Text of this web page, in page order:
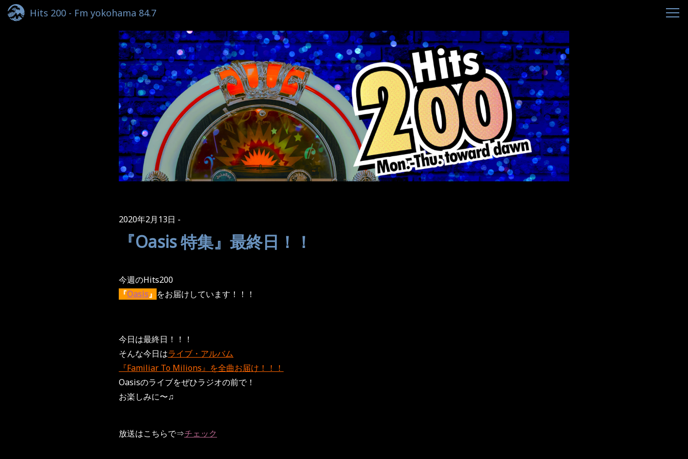
Hits 200 - Fm yokohama 84.7
2020年2月13日
『Oasis 特集』最終日！！
今週のHits200
『Oasis』 をお届けしています！！！
今日は最終日！！！
そんな今日はライブ・アルバム
『Familiar To Milions』を全曲お届け！！！
Oasisのライブをぜひラジオの前で！
お楽しみに〜♫
放送はこちらで⇒チェック